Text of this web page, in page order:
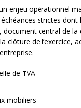
enjeu opérationnel
strictes
, document central de la
clôture de l’exercice,
de TVA
mobiliers